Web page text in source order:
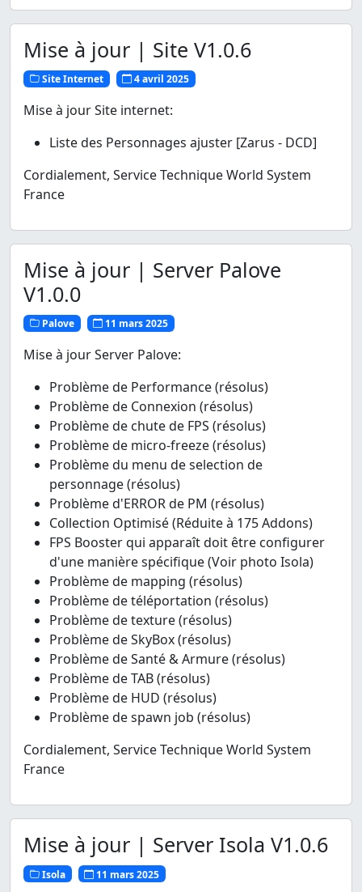
Mise à jour | Site V1.0.6
Site Internet 4 avril 2025
Mise à jour Site internet:
Liste des Personnages ajuster [Zarus - DCD]
Cordialement, Service Technique World System
France
Mise à jour | Server Palove
V1.0.0
Palove 11 mars 2025
Mise à jour Server Palove:
Problème de Performance (résolus)
Problème de Connexion (résolus)
Problème de chute de FPS (résolus)
Problème de micro-freeze (résolus)
Problème du menu de selection de
personnage (résolus)
Problème d'ERROR de PM (résolus)
Collection Optimisé (Réduite à 175 Addons)
FPS Booster qui apparaît doit être configurer
d'une manière spécifique (Voir photo Isola)
Problème de mapping (résolus)
Problème de téléportation (résolus)
Problème de texture (résolus)
Problème de SkyBox (résolus)
Problème de Santé & Armure (résolus)
Problème de TAB (résolus)
Problème de HUD (résolus)
Problème de spawn job (résolus)
Cordialement, Service Technique World System
France
Mise à jour | Server Isola V1.0.6
Isola 11 mars 2025